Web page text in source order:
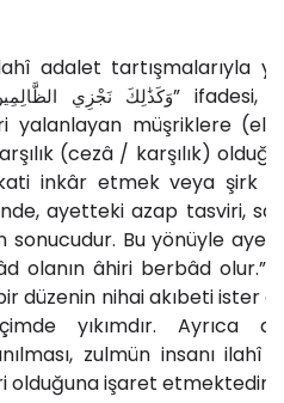
adalet tartışmalarıyla
وَكَذَٰلِكَ نَجْزِي” ifadesi, “
yalanlayan müşriklere
(cezâ / karşılık)
inkâr etmek veya şirk
ayetteki azap tasviri,
sonucudur. Bu yönüyle
olanın âhiri berbâd olur.”
düzenin nihai akıbeti ister
yıkımdır. Ayrıca
zulmün insanı ilahî
olduğuna işaret etmektedir.